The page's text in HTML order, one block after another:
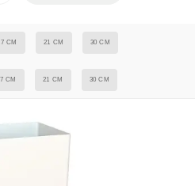
СМ 21 СМ 30 СМ
СМ 21 СМ 30 СМ